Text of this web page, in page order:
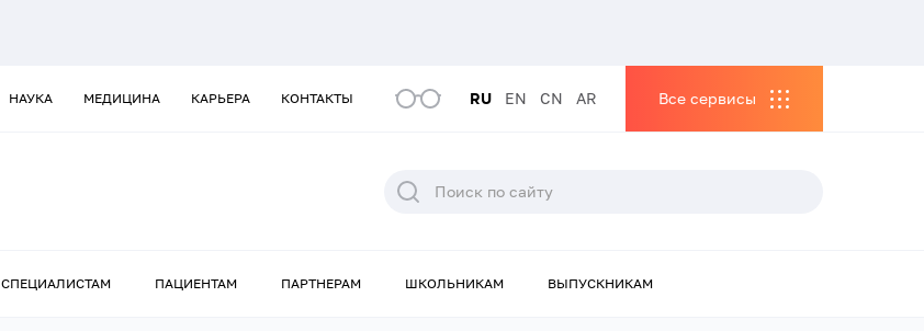
НАУКА МЕДИЦИНА КАРЬЕРА КОНТАКТЫ RU EN CN AR Все сервисы
СПЕЦИАЛИСТАМ ПАЦИЕНТАМ ПАРТНЕРАМ ШКОЛЬНИКАМ ВЫПУСКНИКАМ